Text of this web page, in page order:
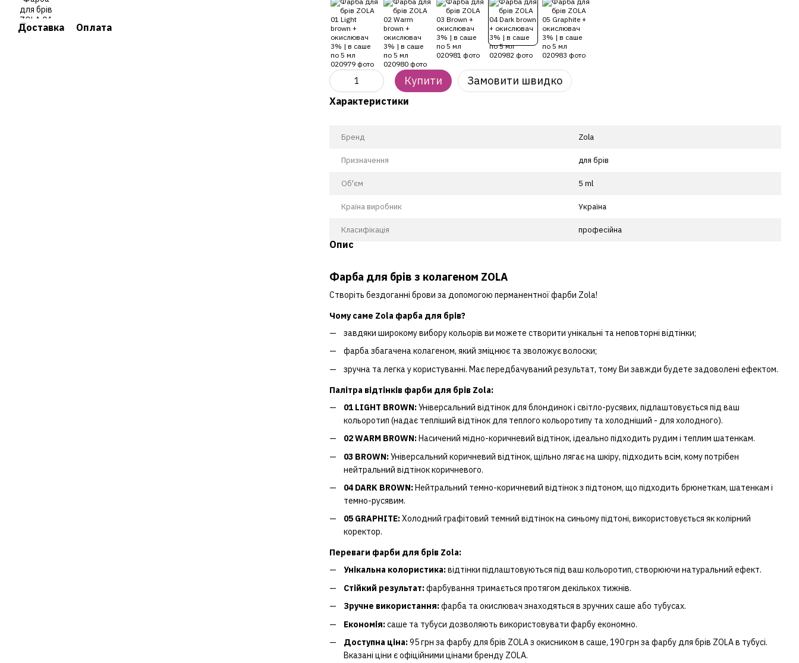
Доставка Оплата
Купити Замовити швидко
Характеристики
Бренд Zola
Призначення для брів
Об'єм 5 ml
Країна виробник Україна
Класифікація професійна
Опис
Фарба для брів з колагеном ZOLA
Створіть бездоганні брови за допомогою перманентної фарби Zola!
Чому саме Zola фарба для брів?
завдяки широкому вибору кольорів ви можете створити унікальні та неповторні відтінки;
фарба збагачена колагеном, який зміцнює та зволожує волоски;
зручна та легка у користуванні. Має передбачуваний результат, тому Ви завжди будете задоволені ефектом.
Палітра відтінків фарби для брів Zola:
01 LIGHT BROWN:Універсальний відтінок для блондинок і світло-русявих, підлаштовується під ваш
кольоротип (надає тепліший відтінок для теплого кольоротипу та холодніший - для холодного).
02 WARM BROWN:Насичений мідно-коричневий відтінок, ідеально підходить рудим і теплим шатенкам.
03 BROWN:Універсальний коричневий відтінок, щільно лягає на шкіру, підходить всім, кому потрібен
нейтральний відтінок коричневого.
04 DARK BROWN:Нейтральний темно-коричневий відтінок з підтоном, що підходить брюнеткам, шатенкам і
темно-русявим.
05 GRAPHITE:Холодний графітовий темний відтінок на синьому підтоні, використовується як колірний
коректор.
Переваги фарби для брів Zola:
Унікальна колористика:відтінки підлаштовуються під ваш кольоротип, створюючи натуральний ефект.
Стійкий результат:фарбування тримається протягом декількох тижнів.
Зручне використання:фарба та окислювач знаходяться в зручних саше або тубусах.
Економія:саше та тубуси дозволяють використовувати фарбу економно.
Доступна ціна:95 грн за фарбу для брів ZOLA з окисником в саше, 190 грн за фарбу для брів ZOLA в тубусі.
Вказані ціни є офіційними цінами бренду ZOLA.